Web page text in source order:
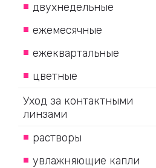
двухнедельные
ежемесячные
ежеквартальные
цветные
Уход за контактными
линзами
растворы
увлажняющие капли